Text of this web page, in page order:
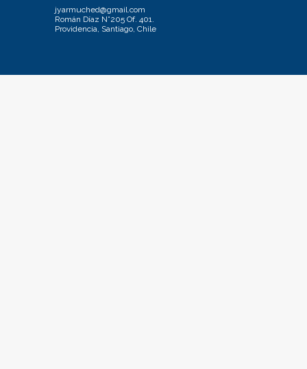
jyarmuched@gmail.com
Román Díaz N°205 Of. 401.
Providencia, Santiago, Chile